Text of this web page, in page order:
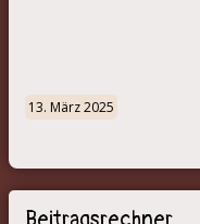
13. März 2025